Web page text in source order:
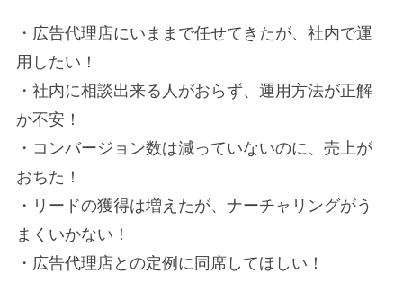
・広告代理店にいままで任せてきたが、社内で運
用したい！
・社内に相談出来る人がおらず、運用方法が正解
か不安！
・コンバージョン数は減っていないのに、売上が
おちた！
・リードの獲得は増えたが、ナーチャリングがう
まくいかない！
・広告代理店との定例に同席してほしい！